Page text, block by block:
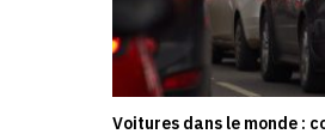
Voitures dans le monde :